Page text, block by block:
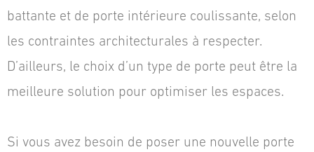
battante et de porte intérieure coulissante, selon
les contraintes architecturales à respecter.
D’ailleurs, le choix d’un type de porte peut être la
meilleure solution pour optimiser les espaces.
Si vous avez besoin de poser une nouvelle porte